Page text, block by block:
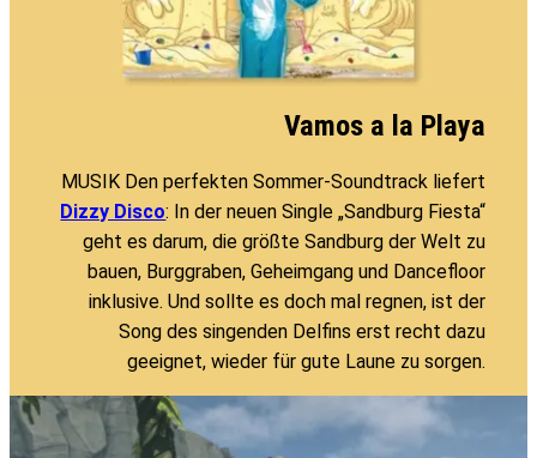
Vamos a la Playa
MUSIK Den perfekten Sommer-Soundtrack liefert
Dizzy Disco: In der neuen Single „Sandburg Fiesta“
geht es darum, die größte Sandburg der Welt zu
bauen, Burggraben, Geheimgang und Dancefloor
inklusive. Und sollte es doch mal regnen, ist der
Song des singenden Delfins erst recht dazu
geeignet, wieder für gute Laune zu sorgen.